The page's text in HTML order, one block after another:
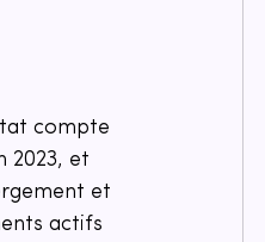
compte
2023, et
et
actifs